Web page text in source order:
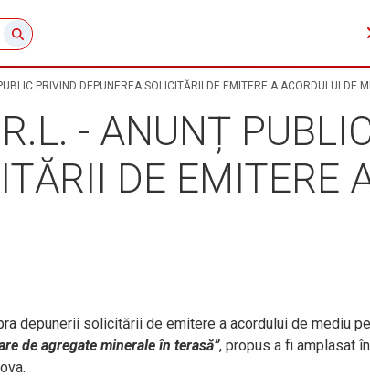
PRIVIND DEPUNEREA SOLICITĂRII DE EMITERE A ACORDULUI DE
- ANUNȚ
DE EMITERE
depunerii solicitării de emitere a acordului de mediu
de agregate minerale în terasă”, propus a fi amplasat în